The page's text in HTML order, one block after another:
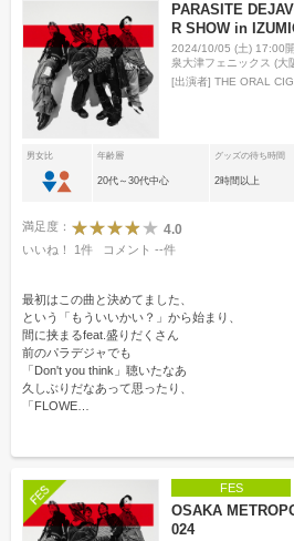
PARASITE
R SHOW in
2024/10/05 (土) 17:00
泉大津フェニックス (大
[出演者]THE ORAL
男女比 年齢層 グッズの待ち時間
20代～30代中心 2時間以上
満足度： 4.0
いいね！ 1件 コメント --件
最初はこの曲と決めてました、
という「もういいかい？」から始まり、
間に挟まるfeat.盛りだくさん
前のパラデジャでも
「Don't you think」聴いたなあ
久しぶりだなあって思ったり、
「FLOWE
FES
OSAKA
024